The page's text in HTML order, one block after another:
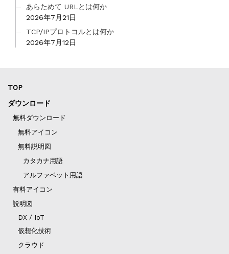
あらためて URLとは何か
2026年7月21日
TCP/IPプロトコルとは何か
2026年7月12日
TOP
ダウンロード
無料ダウンロード
無料アイコン
無料説明図
カタカナ用語
アルファベット用語
有料アイコン
説明図
DX / IoT
仮想化技術
クラウド